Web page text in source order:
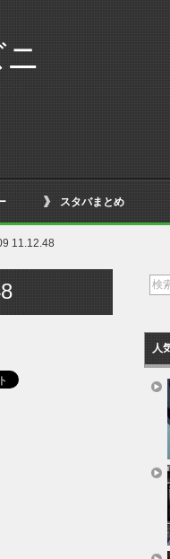
スタバまとめ
11.12.48
人